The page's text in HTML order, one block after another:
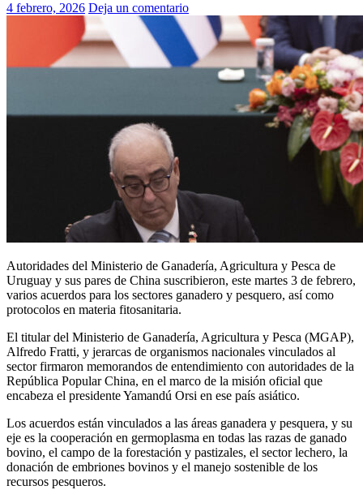
4 febrero, 2026 Deja un comentario
Autoridades del Ministerio de Ganadería, Agricultura y Pesca de
Uruguay y sus pares de China suscribieron, este martes 3 de febrero,
varios acuerdos para los sectores ganadero y pesquero, así como
protocolos en materia fitosanitaria.
El titular del Ministerio de Ganadería, Agricultura y Pesca (MGAP),
Alfredo Fratti, y jerarcas de organismos nacionales vinculados al
sector firmaron memorandos de entendimiento con autoridades de la
República Popular China, en el marco de la misión oficial que
encabeza el presidente Yamandú Orsi en ese país asiático.
Los acuerdos están vinculados a las áreas ganadera y pesquera, y su
eje es la cooperación en germoplasma en todas las razas de ganado
bovino, el campo de la forestación y pastizales, el sector lechero, la
donación de embriones bovinos y el manejo sostenible de los
recursos pesqueros.